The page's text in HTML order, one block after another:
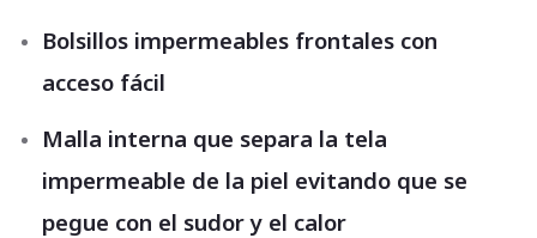
Bolsillos impermeables frontales con
acceso fácil
Malla interna que separa la tela
impermeable de la piel evitando que se
pegue con el sudor y el calor